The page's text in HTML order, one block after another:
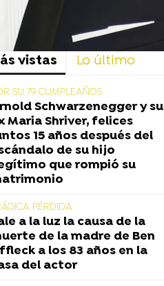
vistas Lo último
SU 79 CUMPLEAÑOS
Schwarzenegger y su
Maria Shriver, felices
15 años después del
de su hijo
que rompió su
PÉRDIDA
a la luz la causa de la
de la madre de Ben
a los 83 años en la
del actor